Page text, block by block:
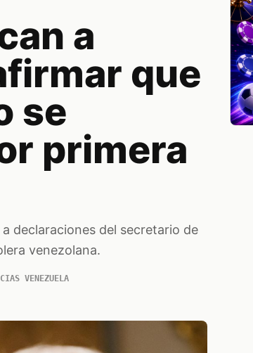
a
que
se
primera
declaraciones del secretario de
venezolana.
VENEZUELA